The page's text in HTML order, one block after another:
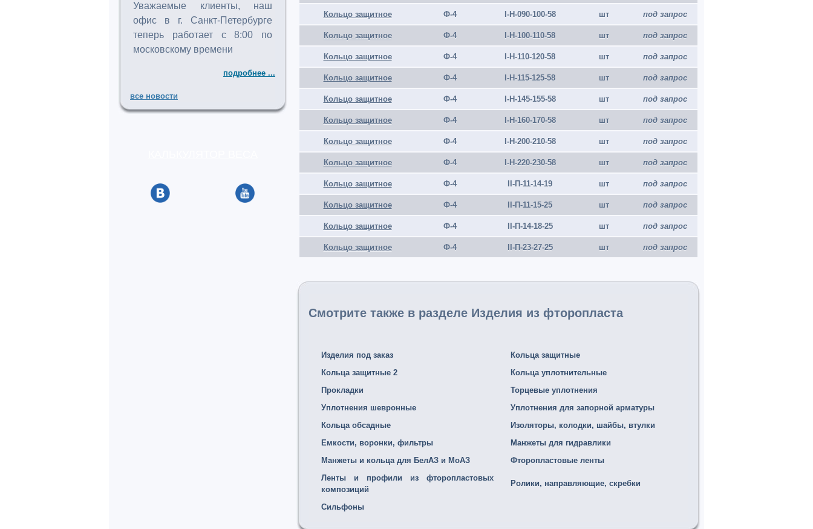
Уважаемые клиенты, наш
офис в г. Санкт-Петербурге
теперь работает с 8:00 по
московскому времени
подробнее ...
все новости
Кольцо защитное Ф-4 I-Н-090-100-58 шт под запрос
Кольцо защитное Ф-4 I-Н-100-110-58 шт под запрос
Кольцо защитное Ф-4 I-Н-110-120-58 шт под запрос
Кольцо защитное Ф-4 I-Н-115-125-58 шт под запрос
Кольцо защитное Ф-4 I-Н-145-155-58 шт под запрос
Кольцо защитное Ф-4 I-Н-160-170-58 шт под запрос
Кольцо защитное Ф-4 I-Н-200-210-58 шт под запрос
Кольцо защитное Ф-4 I-Н-220-230-58 шт под запрос
Кольцо защитное Ф-4 II-П-11-14-19 шт под запрос
Кольцо защитное Ф-4 II-П-11-15-25 шт под запрос
Кольцо защитное Ф-4 II-П-14-18-25 шт под запрос
Кольцо защитное Ф-4 II-П-23-27-25 шт под запрос
Смотрите также в разделе Изделия из фторопласта
Изделия под заказ
Кольца защитные
Кольца защитные 2
Кольца уплотнительные
Прокладки
Торцевые уплотнения
Уплотнения шевронные
Уплотнения для запорной арматуры
Кольца обсадные
Изоляторы, колодки, шайбы, втулки
Емкости, воронки, фильтры
Манжеты для гидравлики
Манжеты и кольца для БелАЗ и МоАЗ
Фторопластовые ленты
Ленты и профили из фторопластовых
композиций
Ролики, направляющие, скребки
Сильфоны